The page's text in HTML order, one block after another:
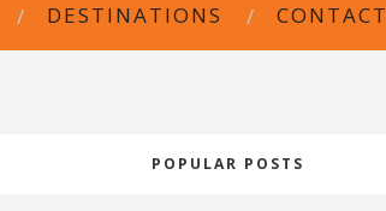
DESTINATIONS CONTACT
POPULAR POSTS